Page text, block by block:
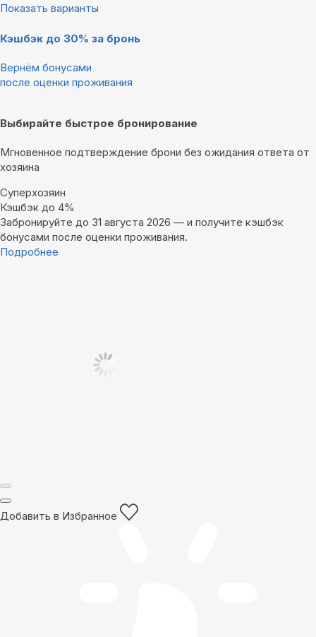
Показать варианты
Кэшбэк до 30% за бронь
Вернём бонусами
после оценки проживания
Выбирайте быстрое бронирование
Мгновенное подтверждение брони без ожидания ответа от
хозяина
Суперхозяин
Кэшбэк до 4%
Забронируйте до 31 августа 2026 — и получите кэшбэк
бонусами после оценки проживания.
Подробнее
Добавить в Избранное